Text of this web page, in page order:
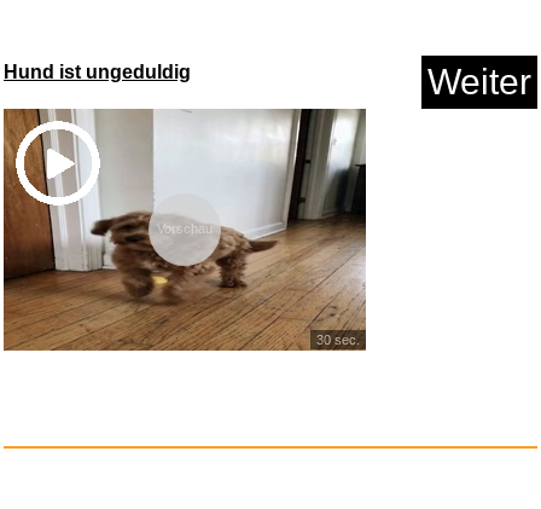
Hund ist ungeduldig Weiter
Vorschau
30 sec.